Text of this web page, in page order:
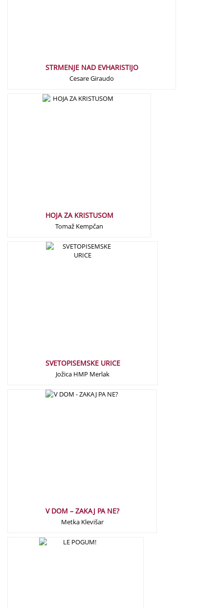
STRMENJE NAD EVHARISTIJO
Cesare Giraudo
HOJA ZA KRISTUSOM
Tomaž Kempčan
SVETOPISEMSKE URICE
Jožica HMP Merlak
15,00 €
V DOM – ZAKAJ PA NE?
Metka Klevišar